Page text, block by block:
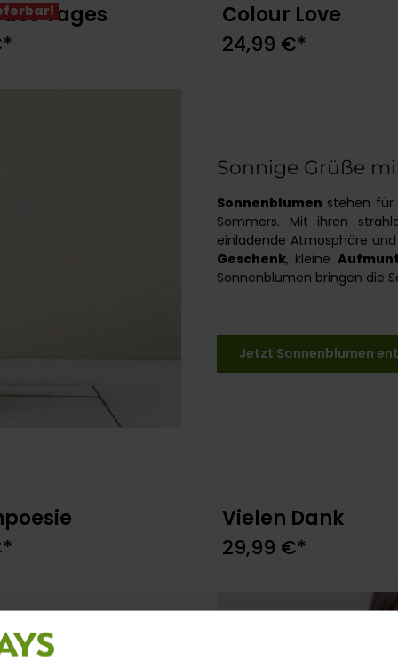
wählen
Tages
In den Warenkorb
Colour Love
24,99 €*
Sonnige Grüße
Sonnenblumen stehen für
Sommers. Mit ihren
einladende Atmosphäre und
Geschenk, kleine
Sonnenblumen bringen die
Jetzt Sonnenblumen
den Warenkorb In den Warenkorb
Vielen Dank
29,99 €*